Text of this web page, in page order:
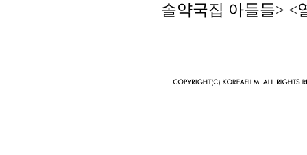
솔약국집 아들들> <